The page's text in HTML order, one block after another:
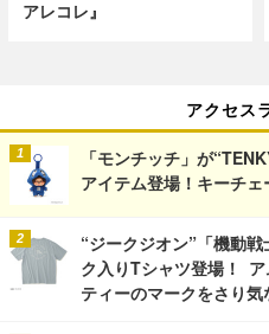
アレコレ』
アクセス
「モンチッチ」が
アイテム登場！キーチェ
“ジークジオン”「機動
ク入りTシャツ登場！
ティーのマークをさり気